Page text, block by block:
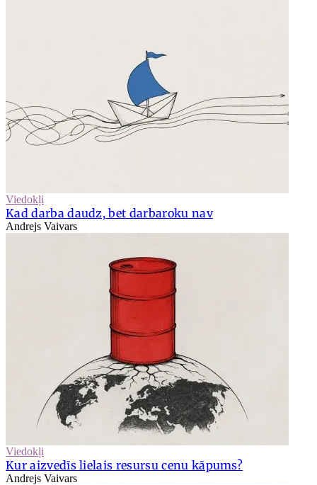
Viedokļi
Kad darba daudz, bet darbaroku nav
Andrejs Vaivars
Viedokļi
Kur aizvedīs lielais resursu cenu kāpums?
Andrejs Vaivars